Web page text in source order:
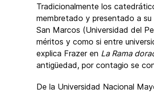
Tradicionalmente los
membretado y presentado a
San Marcos (Universidad del
méritos y como si entre
explica Frazer en La Rama
antigüedad, por contagio se
De la Universidad Nacional